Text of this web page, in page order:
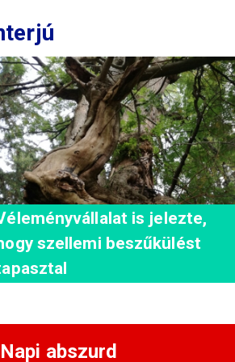
is jelezte,
szellemi beszűkülést
Napi abszurd